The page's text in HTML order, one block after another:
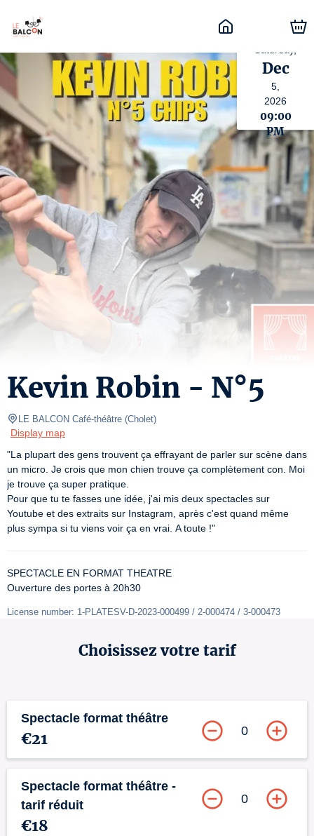
Dec
5,
2026
09:00
PM
Kevin Robin - N°5
LE BALCON Café-théâtre (Cholet)
Display map
"La plupart des gens trouvent ça effrayant de parler sur scène dans
un micro. Je crois que mon chien trouve ça complètement con. Moi
je trouve ça super pratique.
Pour que tu te fasses une idée, j'ai mis deux spectacles sur
Youtube et des extraits sur Instagram, après c'est quand même
plus sympa si tu viens voir ça en vrai. A toute !"
SPECTACLE EN FORMAT THEATRE
Ouverture des portes à 20h30
License number: 1-PLATESV-D-2023-000499 / 2-000474 / 3-000473
Choisissez votre tarif
Spectacle format théâtre
€21 0
Spectacle format théâtre -
tarif réduit
€18
0